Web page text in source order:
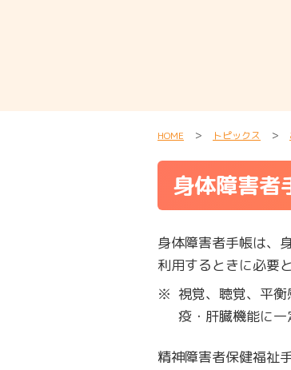
HOME ＞ トピックス ＞
身体障害者
身体障害者手帳は、
利用するときに必要
※ 視覚、聴覚、平
疫・肝臓機能に
精神障害者保健福祉